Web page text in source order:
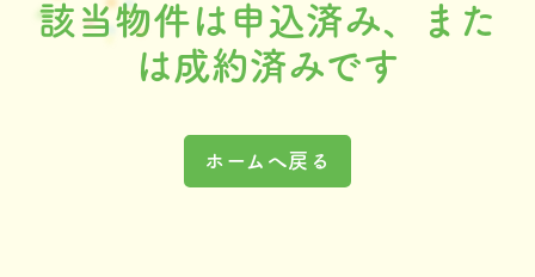
該当物件は申込済み、また
は成約済みです
ホームへ戻る